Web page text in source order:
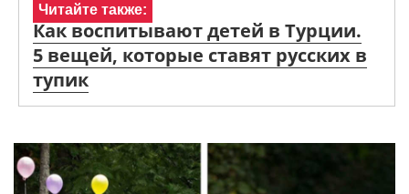
Читайте также:
Как воспитывают детей в Турции.
5 вещей, которые ставят русских в
тупик